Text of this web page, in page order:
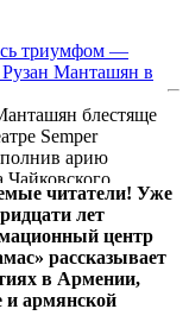
триумфом —
Рузан Манташян в
блестяще
Semper
арию
концерт
вместе
мира.
читатели! Уже
лет
центр
рассказывает
в Армении,
и армянской